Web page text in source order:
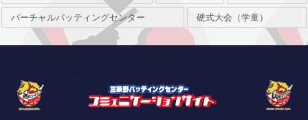
バーチャルバッティングセンター 硬式大会（学童）